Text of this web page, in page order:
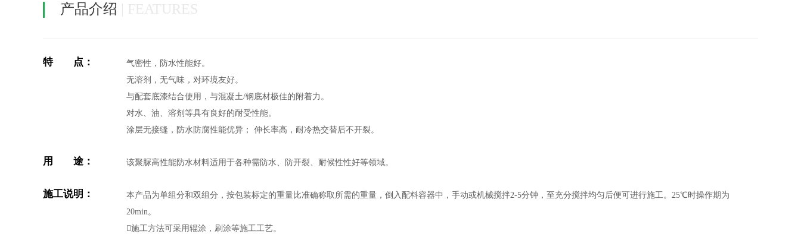
产品介绍
特 点：
气密性，防水性能好。
无溶剂，无气味，对环境友好。
与配套底漆结合使用，与混凝土/钢底材极佳的附着力。
对水、油、溶剂等具有良好的耐受性能。
涂层无接缝，防水防腐性能优异； 伸长率高，耐冷热交替后不开裂。
用 途： 该聚脲高性能防水材料适用于各种需防水、防开裂、耐候性性好等领域。
施工说明：
本产品为单组分和双组分，按包装标定的重量比准确称取所需的重量，倒入配料容器中，手动或机械搅拌2-5分钟，至充分搅拌均匀后便可进行施工。25℃时操作期为
20min。
施工方法可采用辊涂，刷涂等施工工艺。